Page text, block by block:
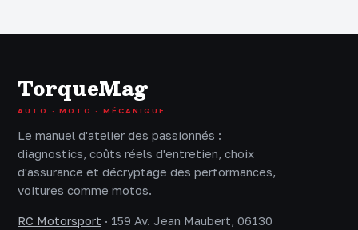
TorqueMag
AUTO · MOTO · MÉCANIQUE
Le manuel d'atelier des passionnés :
diagnostics, coûts réels d'entretien, choix
d'assurance et décryptage des performances,
voitures comme motos.
RC Motorsport · 159 Av. Jean Maubert, 06130